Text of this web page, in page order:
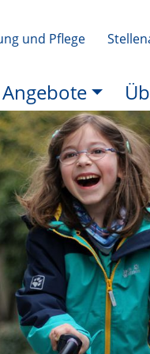
Angebote
und Pflege